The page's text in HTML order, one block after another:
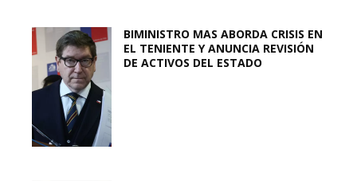
BIMINISTRO MAS ABORDA CRISIS EN
EL TENIENTE Y ANUNCIA REVISIÓN
DE ACTIVOS DEL ESTADO